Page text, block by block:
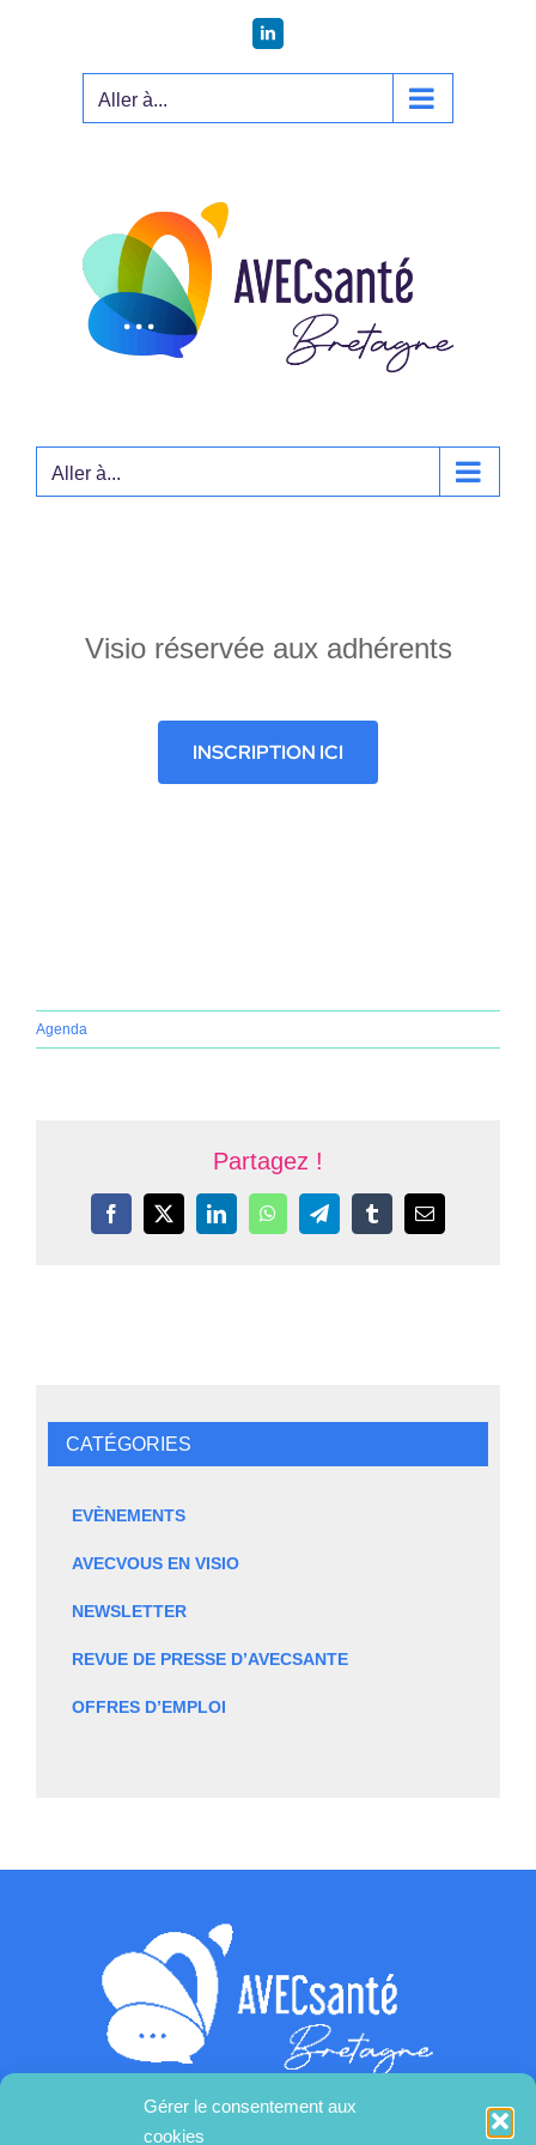
Gérer le consentement aux
cookies
LinkedIn
Aller à...
Aller à...
Visio réservée aux adhérents
INSCRIPTION ICI
Agenda
Partagez !
Facebook
X LinkedInWhatsAppTelegramTumblrEmail
CATÉGORIES
EVÈNEMENTS
AVECVOUS EN VISIO
NEWSLETTER
REVUE DE PRESSE D’AVECSANTE
OFFRES D’EMPLOI